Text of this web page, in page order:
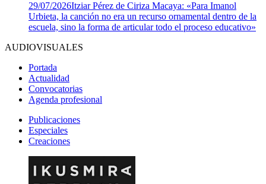
29/07/2026Itziar Pérez de Ciriza Macaya: «Para Imanol
Urbieta, la canción no era un recurso ornamental dentro de la
escuela, sino la forma de articular todo el proceso educativo»
AUDIOVISUALES
Portada
Actualidad
Convocatorias
Agenda profesional
Publicaciones
Especiales
Creaciones